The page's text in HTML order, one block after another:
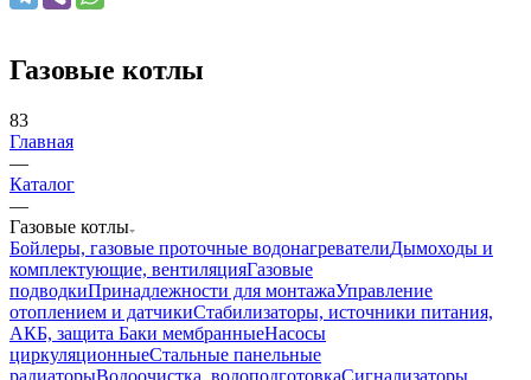
Газовые котлы
83
Главная
—
Каталог
—
Газовые котлы
Бойлеры, газовые проточные водонагревателиДымоходы и
комплектующие, вентиляцияГазовые
подводкиПринадлежности для монтажаУправление
отоплением и датчикиСтабилизаторы, источники питания,
АКБ, защита Баки мембранныеНасосы
циркуляционныеСтальные панельные
радиаторыВодоочистка, водоподготовкаСигнализаторы